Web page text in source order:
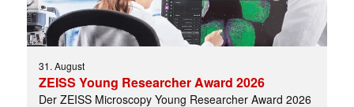
31. August
ZEISS Young Researcher Award 2026
Der ZEISS Microscopy Young Researcher Award 2026